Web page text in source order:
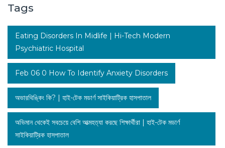
Tags
Eating Disorders In Midlife | Hi-Tech Modern
Psychiatric Hospital
Feb 06 0 How To Identify Anxiety Disorders
অভারথিঙ্কিং কি? | হাই-টেক মডার্ণ সাইকিয়াট্রিক হাসপাতাল
অভিমান থেকেই সবচেয়ে বেশি আত্মহত্যা করছে শিক্ষার্থীরা | হাই-টেক মডার্ণ
সাইকিয়াট্রিক হাসপাতাল